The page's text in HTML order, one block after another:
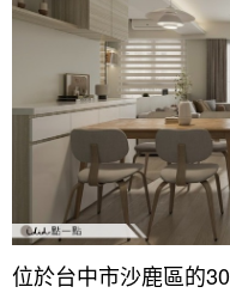
位於台中市沙鹿區的
北歐
古典
鄉村
工業
奢華
日式
251萬以上
台南 高雄
室內設計師方案
傢俱建材商方案
一般屋主方案
2房2聽 - 基本版
2房2廳 - 精裝版
3房2聽 - 基本版
3房2廳 - 精裝版
主題精選
設計知識+
國外案例
設計私房話
新北市
桃園市
新竹市
基隆市